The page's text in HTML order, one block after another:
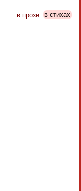
в прозе, в стихах